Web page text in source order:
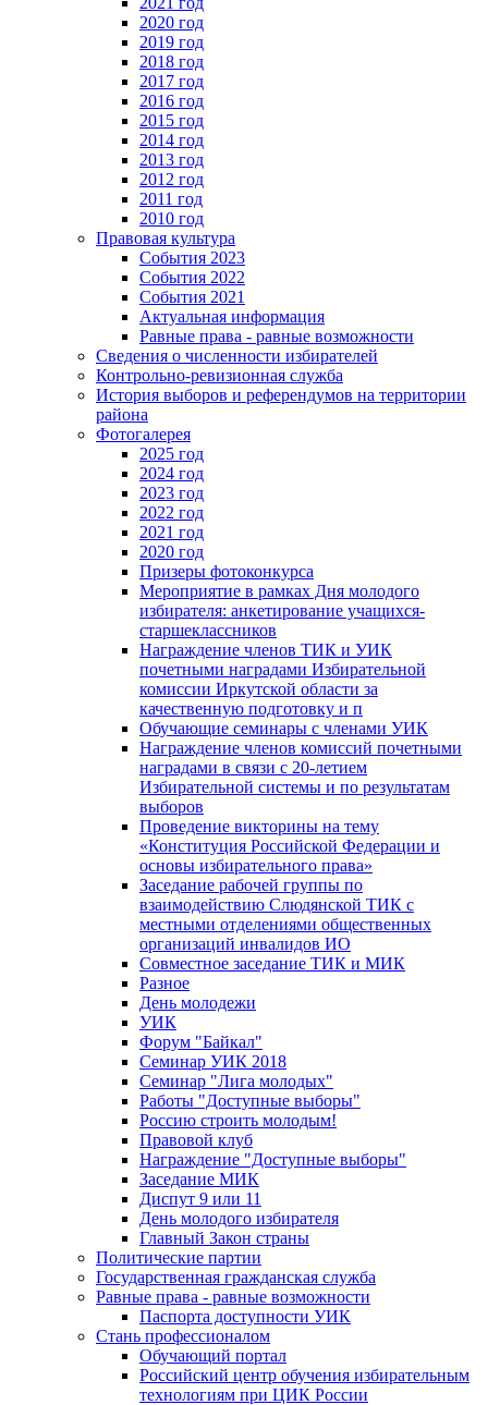
2020 год
2019 год
2018 год
2017 год
2016 год
2015 год
2014 год
2013 год
2012 год
2011 год
2010 год
Правовая культура
События 2023
События 2022
События 2021
Актуальная информация
Равные права - равные возможности
Сведения о численности избирателей
Контрольно-ревизионная служба
История выборов и референдумов на территории
района
Фотогалерея
2025 год
2024 год
2023 год
2022 год
2021 год
2020 год
Призеры фотоконкурса
Мероприятие в рамках Дня молодого
избирателя: анкетирование учащихся-
старшеклассников
Награждение членов ТИК и УИК
почетными наградами Избирательной
комиссии Иркутской области за
качественную подготовку и п
Обучающие семинары с членами УИК
Награждение членов комиссий почетными
наградами в связи с 20-летием
Избирательной системы и по результатам
выборов
Проведение викторины на тему
«Конституция Российской Федерации и
основы избирательного права»
Заседание рабочей группы по
взаимодействию Слюдянской ТИК с
местными отделениями общественных
организаций инвалидов ИО
Совместное заседание ТИК и МИК
Разное
День молодежи
УИК
Форум "Байкал"
Семинар УИК 2018
Семинар "Лига молодых"
Работы "Доступные выборы"
Россию строить молодым!
Правовой клуб
Награждение "Доступные выборы"
Заседание МИК
Диспут 9 или 11
День молодого избирателя
Главный Закон страны
Политические партии
Государственная гражданская служба
Равные права - равные возможности
Паспорта доступности УИК
Стань профессионалом
Обучающий портал
Российский центр обучения избирательным
технологиям при ЦИК России